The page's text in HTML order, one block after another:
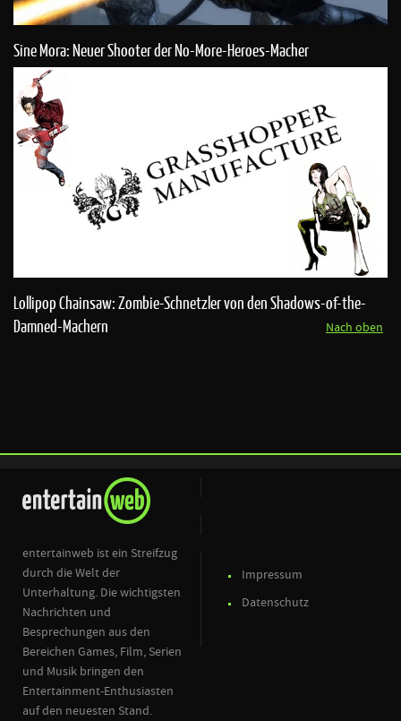
Sine Mora: Neuer Shooter der No-More-Heroes-Macher
Lollipop Chainsaw: Zombie-Schnetzler von den Shadows-of-the-
Damned-Machern
Nach oben
entertainweb ist ein Streifzug
durch die Welt der
Unterhaltung. Die wichtigsten
Nachrichten und
Besprechungen aus den
Bereichen Games, Film, Serien
und Musik bringen den
Entertainment-Enthusiasten
auf den neuesten Stand.
Impressum
Datenschutz